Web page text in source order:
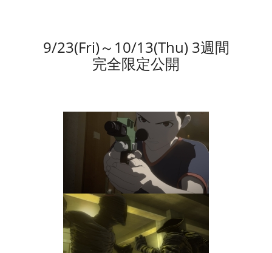
9/23(Fri)～10/13(Thu) 3週間
完全限定公開